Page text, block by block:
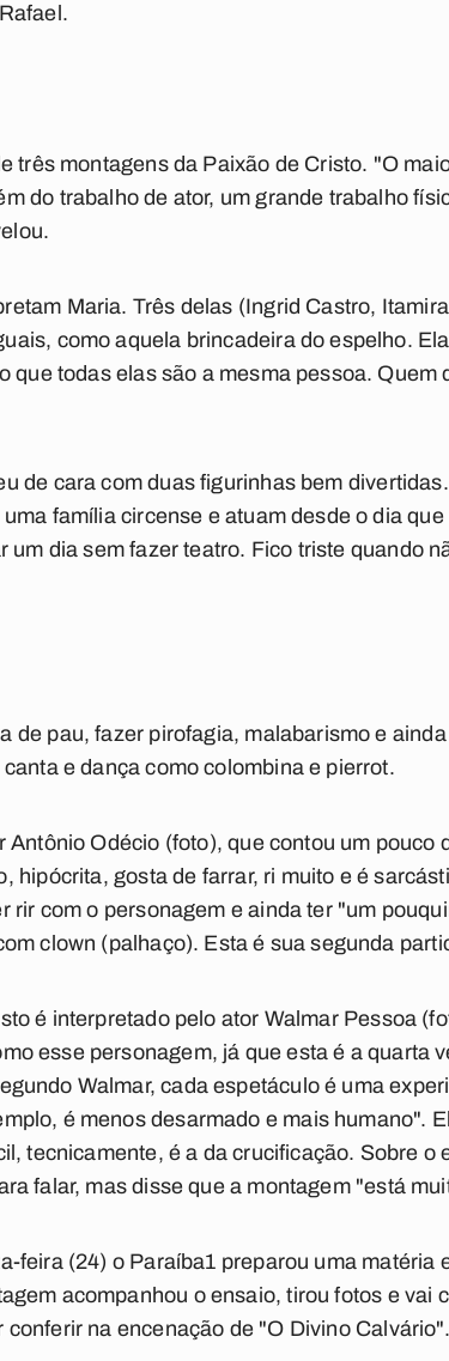
três montagens da Paixão de Cristo. "O
do trabalho de ator, um grande trabalho
Maria. Três delas (Ingrid Castro,
como aquela brincadeira do espelho.
que todas elas são a mesma pessoa. Quem
de cara com duas figurinhas bem
família circense e atuam desde o dia
um dia sem fazer teatro. Fico triste quando
de pau, fazer pirofagia, malabarismo e
e dança como colombina e pierrot.
Odécio (foto), que contou um pouco
hipócrita, gosta de farrar, ri muito e é
rir com o personagem e ainda ter "um
clown (palhaço). Esta é sua segunda
é interpretado pelo ator Walmar Pessoa
esse personagem, já que esta é a quarta
Walmar, cada espetáculo é uma
é menos desarmado e mais humano".
tecnicamente, é a da crucificação. Sobre o
falar, mas disse que a montagem "está
feira (24) o Paraíba1 preparou uma matéria
acompanhou o ensaio, tirou fotos e vai
conferir na encenação de "O Divino Calvário".